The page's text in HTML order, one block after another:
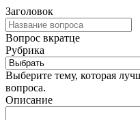
Заголовок
Вопрос вкратце
Рубрика
Выберите тему, которая
вопроса.
Описание